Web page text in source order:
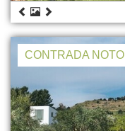
CONTRADA NOTO